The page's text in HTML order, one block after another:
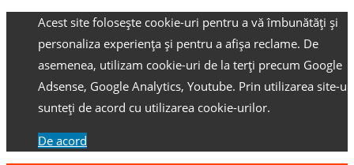
Acest site folosește cookie-uri pentru a vă îmbunătăți și
personaliza experiența și pentru a afișa reclame. De
asemenea, utilizam cookie-uri de la terți precum Google
Adsense, Google Analytics, Youtube. Prin utilizarea site-
sunteți de acord cu utilizarea cookie-urilor.
De acord